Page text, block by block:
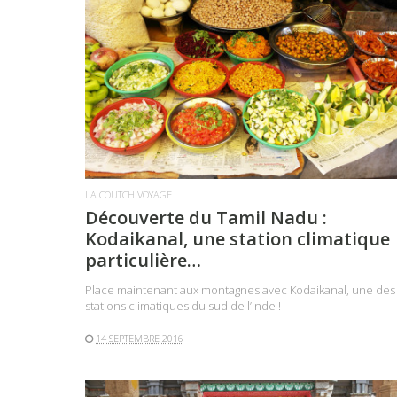
LIRE LA SUITE
LA COUTCH VOYAGE
Découverte du Tamil Nadu :
Kodaikanal, une station climatique
particulière…
Place maintenant aux montagnes avec Kodaikanal, une des
stations climatiques du sud de l’Inde !
14 SEPTEMBRE 2016
LIRE LA SUITE